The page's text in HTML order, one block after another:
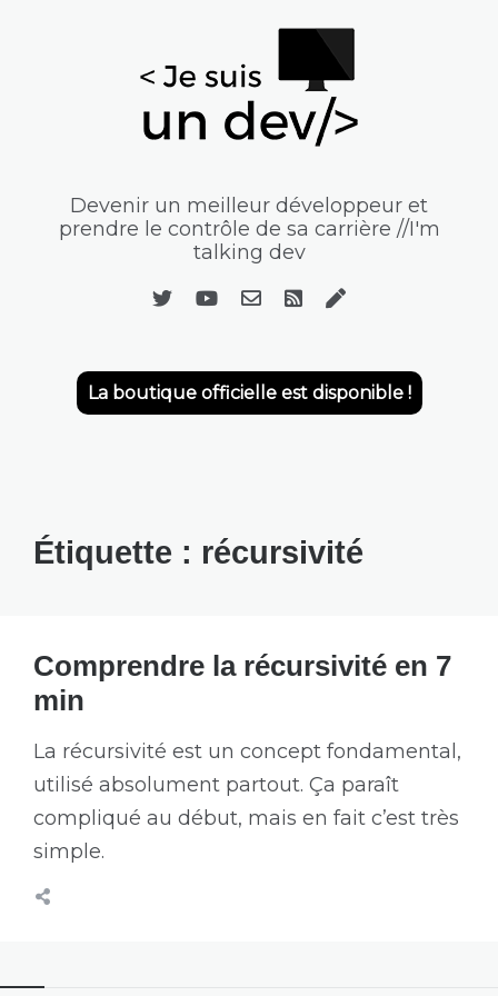
Devenir un meilleur développeur et
prendre le contrôle de sa carrière //I'm
talking dev
La boutique officielle est disponible !
Étiquette : récursivité
Comprendre la récursivité en 7
min
La récursivité est un concept fondamental,
utilisé absolument partout. Ça paraît
compliqué au début, mais en fait c’est très
simple.